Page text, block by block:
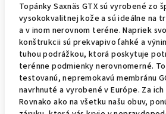
Topánky Saxnäs GTX sú vyrobené zo
vysokokvalitnej kože a sú ideálne na
a v inom nerovnom teréne. Napriek
konštrukcii sú prekvapivo ľahké a
tuhou podrážkou, ktorá poskytuje
terénne podmienky nerovnomerné.
testovanú, nepremokavú membránu
navrhnuté a vyrobené v Európe. Za
Rovnako ako na všetku našu obuv,